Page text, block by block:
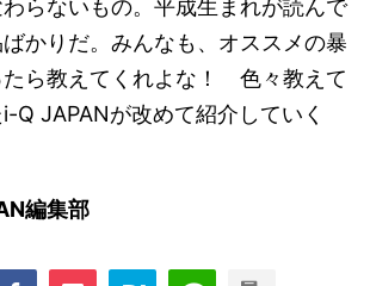
らないもの。平成生まれが読んで
かりだ。みんなも、オススメの暴
たら教えてくれよな！ 色々教えて
Q JAPANが改めて紹介していく
編集部